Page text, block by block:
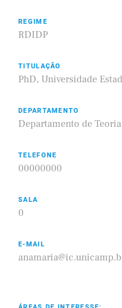
REGIME
RDIDP
TITULAÇÃO
PhD, Universidade
DEPARTAMENTO
Departamento de
TELEFONE
00000000
SALA
0
E-MAIL